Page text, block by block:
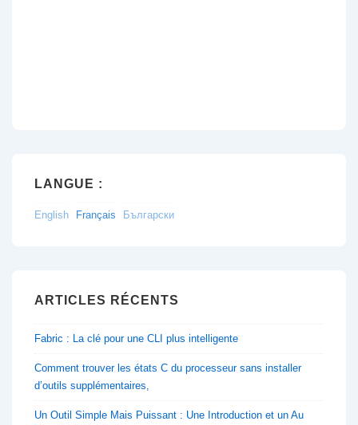
LANGUE :
English Français Български
ARTICLES RÉCENTS
Fabric : La clé pour une CLI plus intelligente
Comment trouver les états C du processeur sans installer
d’outils supplémentaires,
Un Outil Simple Mais Puissant : Une Introduction et un Au